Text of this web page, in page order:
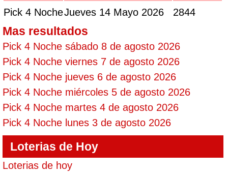
Pick 4 NocheJueves 14 Mayo 2026 2844
Mas resultados
Pick 4 Noche sábado 8 de agosto 2026
Pick 4 Noche viernes 7 de agosto 2026
Pick 4 Noche jueves 6 de agosto 2026
Pick 4 Noche miércoles 5 de agosto 2026
Pick 4 Noche martes 4 de agosto 2026
Pick 4 Noche lunes 3 de agosto 2026
Loterias de Hoy
Loterias de hoy